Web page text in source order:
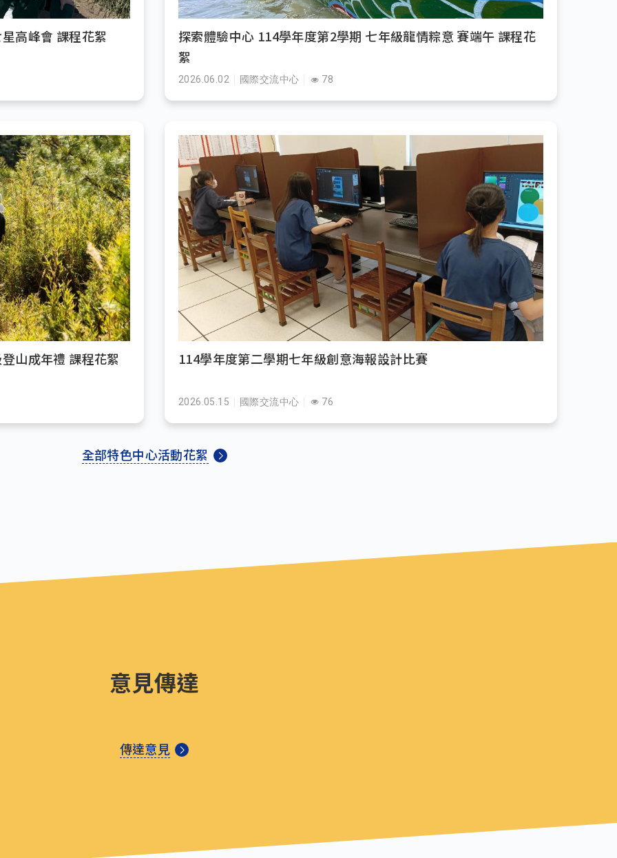
高峰會 課程花絮
探索體驗中心 114學年度第2學期 七年級龍情粽意 賽端午 課程花
絮
2026.06.02 國際交流中心 78
山成年禮 課程花絮 114學年度第二學期七年級創意海報設計比賽
2026.05.15 國際交流中心 76
全部特色中心活動花絮
意見傳達
傳達意見